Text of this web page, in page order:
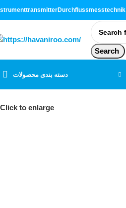
transmitterDurchflussmesstechnik
Search
دسته بندی محصولات
Click to enlarge